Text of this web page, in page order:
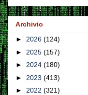
Archivio
► 2026 (124)
► 2025 (157)
► 2024 (180)
► 2023 (413)
► 2022 (321)